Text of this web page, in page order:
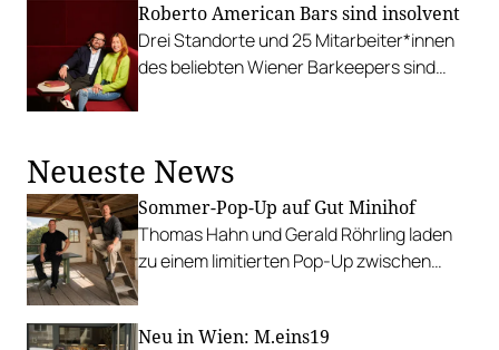
Roberto American Bars sind insolvent
Drei Standorte und 25 Mitarbeiter*innen
des beliebten Wiener Barkeepers sind
Neueste News
Sommer-Pop-Up auf Gut Minihof
Thomas Hahn und Gerald Röhrling laden
zu einem limitierten Pop-Up zwischen
Neu in Wien: M.eins19